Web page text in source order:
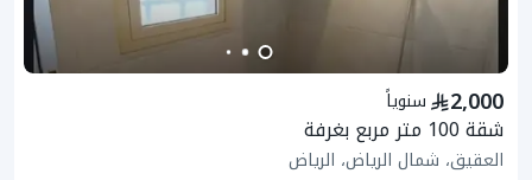
سنوياً 2,000
شقة 100 متر مربع بغرفة
العقيق، شمال الرياض، الرياض